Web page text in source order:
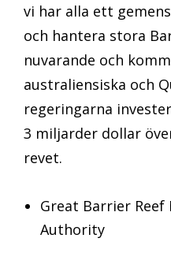
vi har alla ett
och hantera stora
nuvarande och
australiensiska och
regeringarna
3 miljarder dollar
revet.
Great Barrier Reef
Authority